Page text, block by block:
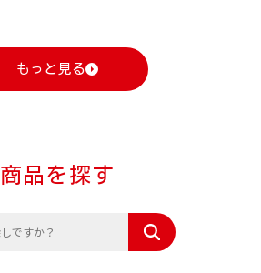
もっと見る
商品を探す